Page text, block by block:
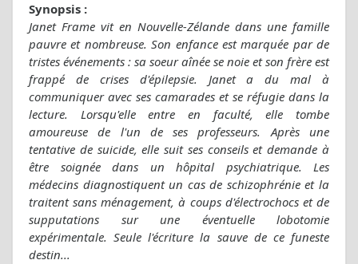
Synopsis :
Janet Frame vit en Nouvelle-Zélande dans une famille
pauvre et nombreuse. Son enfance est marquée par de
tristes événements : sa soeur aînée se noie et son frère est
frappé de crises d'épilepsie. Janet a du mal à
communiquer avec ses camarades et se réfugie dans la
lecture. Lorsqu'elle entre en faculté, elle tombe
amoureuse de l'un de ses professeurs. Après une
tentative de suicide, elle suit ses conseils et demande à
être soignée dans un hôpital psychiatrique. Les
médecins diagnostiquent un cas de schizophrénie et la
traitent sans ménagement, à coups d'électrochocs et de
supputations sur une éventuelle lobotomie
expérimentale. Seule l'écriture la sauve de ce funeste
destin...